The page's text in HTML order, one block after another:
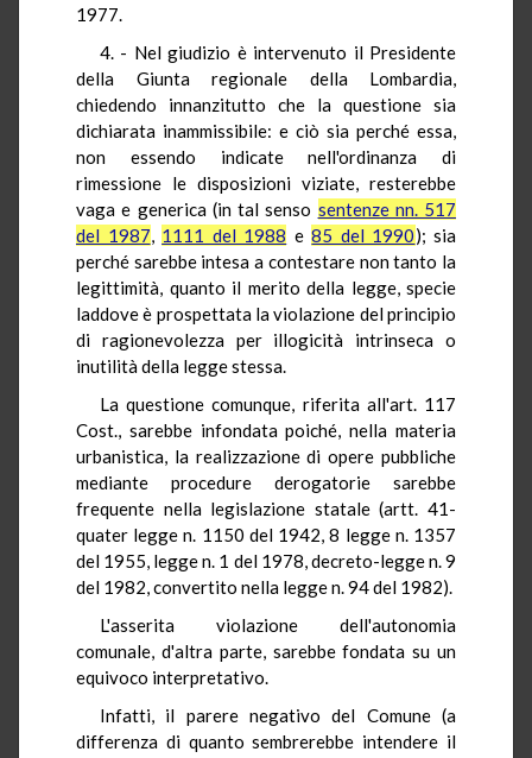
1977.
4. - Nel giudizio è intervenuto il Presidente
della Giunta regionale della Lombardia,
chiedendo innanzitutto che la questione sia
dichiarata inammissibile: e ciò sia perché essa,
non essendo indicate nell'ordinanza di
rimessione le disposizioni viziate, resterebbe
vaga e generica (in tal senso sentenze nn. 517
del 1987, 1111 del 1988 e85 del 1990); sia
perché sarebbe intesa a contestare non tanto la
legittimità, quanto il merito della legge, specie
laddove è prospettata la violazione del principio
di ragionevolezza per illogicità intrinseca o
inutilità della legge stessa.
La questione comunque, riferita all'art. 117
Cost., sarebbe infondata poiché, nella materia
urbanistica, la realizzazione di opere pubbliche
mediante procedure derogatorie sarebbe
frequente nella legislazione statale (artt. 41-
quater legge n. 1150 del 1942, 8 legge n. 1357
del 1955, legge n. 1 del 1978, decreto-legge n. 9
del 1982, convertito nella legge n. 94 del 1982).
L'asserita violazione dell'autonomia
comunale, d'altra parte, sarebbe fondata su un
equivoco interpretativo.
Infatti, il parere negativo del Comune (a
differenza di quanto sembrerebbe intendere il